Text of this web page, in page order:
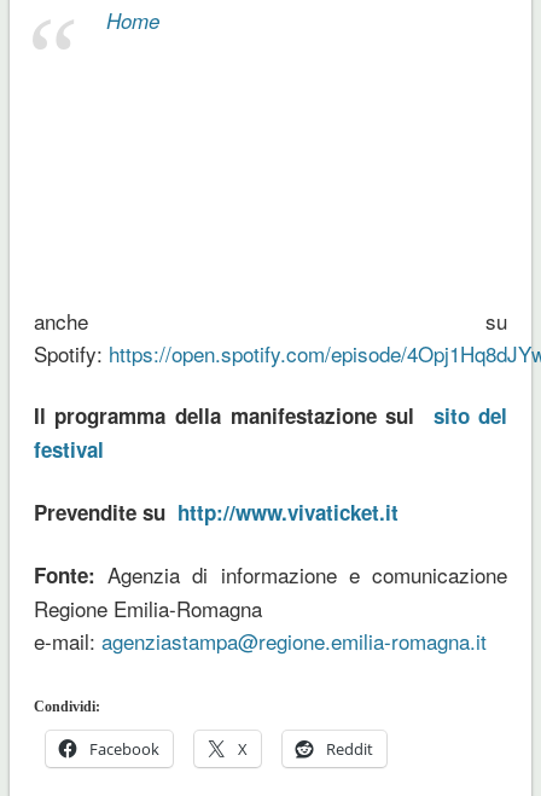
Home
anche su
Spotify: https://open.spotify.com/episode/
Il programma della manifestazione sul
sito del
festival
Prevendite su http://www.vivaticket.it
Fonte:Agenzia di informazione e comunicazione
Regione Emilia-Romagna
e-mail: agenziastampa@regione.emilia-romagna.it
Condividi:
Facebook X Reddit